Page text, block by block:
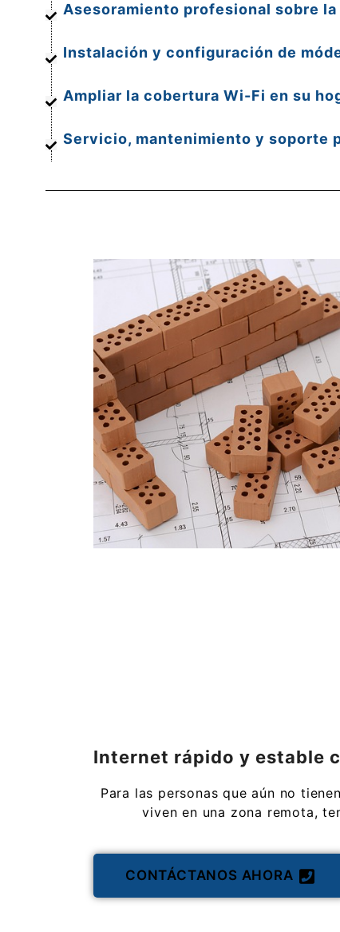
Asesoramiento profesional sobre
Instalación y configuración de
Ampliar la cobertura Wi-Fi en su
Servicio, mantenimiento y soporte
Internet rápido y estable
Para las personas que aún no
viven en una zona remota,
CONTÁCTANOS AHORA